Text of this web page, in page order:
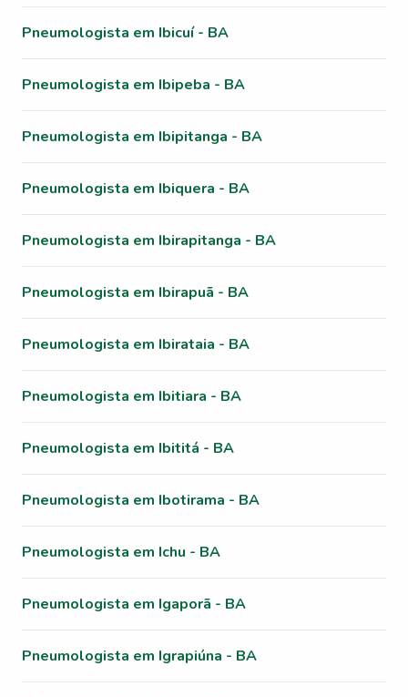
Pneumologista em Ibicuí - BA
Pneumologista em Ibipeba - BA
Pneumologista em Ibipitanga - BA
Pneumologista em Ibiquera - BA
Pneumologista em Ibirapitanga - BA
Pneumologista em Ibirapuã - BA
Pneumologista em Ibirataia - BA
Pneumologista em Ibitiara - BA
Pneumologista em Ibititá - BA
Pneumologista em Ibotirama - BA
Pneumologista em Ichu - BA
Pneumologista em Igaporã - BA
Pneumologista em Igrapiúna - BA